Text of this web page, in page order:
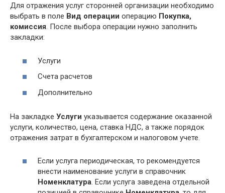
Для отражения услуг сторонней организации необходимо
выбрать в поле Вид операции операцию Покупка,
комиссия. После выбора операции нужно заполнить
закладки:
Услуги
Счета расчетов
Дополнительно
На закладке Услуги указывается содержание оказанной
услуги, количество, цена, ставка НДС, а также порядок
отражения затрат в бухгалтерском и налоговом учете.
Если услуга периодическая, то рекомендуется
внести наименование услуги в справочник
Номенклатура. Если услуга заведена отдельной